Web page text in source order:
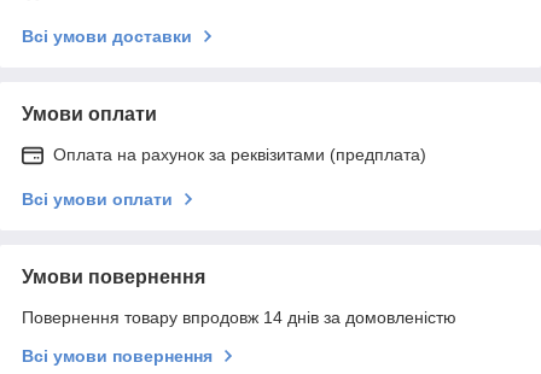
Всі умови доставки
Умови оплати
Оплата на рахунок за реквізитами (предплата)
Всі умови оплати
Умови повернення
Повернення товару впродовж 14 днів за домовленістю
Всі умови повернення